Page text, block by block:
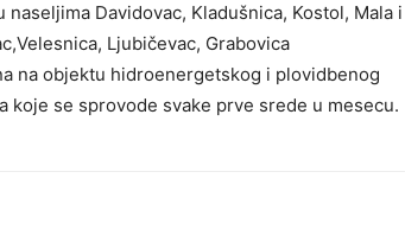
Davidovac, Kladušnica, Kostol, Mala i
Ljubičevac, Grabovica
na objektu hidroenergetskog i plovidbenog
koje se sprovode svake prve srede u mesecu.